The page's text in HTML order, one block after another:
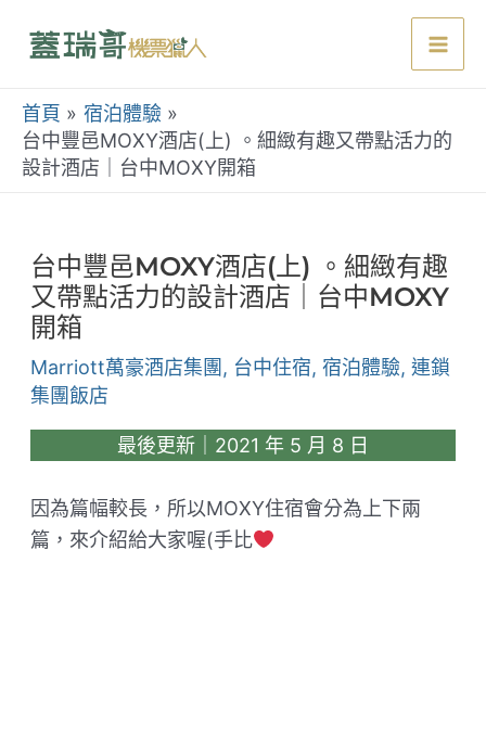
首頁
宿泊體驗
台中豐邑MOXY酒店(上) 。細緻有趣又帶點活力的
設計酒店｜台中MOXY開箱
台中豐邑MOXY酒店(上) 。細緻有趣
又帶點活力的設計酒店｜台中MOXY
開箱
Marriott萬豪酒店集團, 台中住宿, 宿泊體驗, 連鎖
集團飯店
最後更新｜2021 年 5 月 8 日
因為篇幅較長，所以MOXY住宿會分為上下兩
篇，來介紹給大家喔(手比